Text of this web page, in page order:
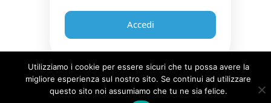
Password dimenticata?
Utilizziamo i cookie per essere sicuri che tu possa avere la
migliore esperienza sul nostro sito. Se continui ad utilizzare
questo sito noi assumiamo che tu ne sia felice.